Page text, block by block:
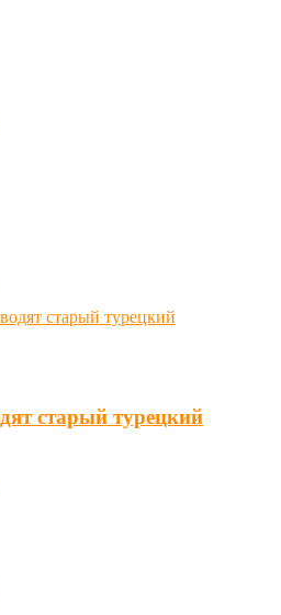
старый турецкий